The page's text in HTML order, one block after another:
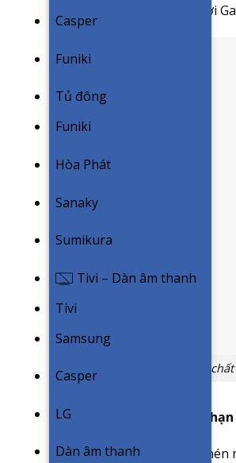
Casper
Funiki
Tủ đông
Funiki
Hòa Phát
Sanaky
Sumikura
Tivi – Dàn âm thanh
Tivi
Samsung
Casper
LG
Dàn âm thanh
lạnh cao hơn 1.6 lần so với
Môi
Thời gian bảo hành dài
Người ta thường ví máy nén